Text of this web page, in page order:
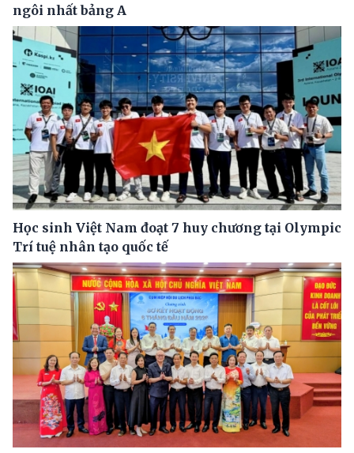
ngôi nhất bảng A
Học sinh Việt Nam đoạt 7 huy chương tại Olympic
Trí tuệ nhân tạo quốc tế